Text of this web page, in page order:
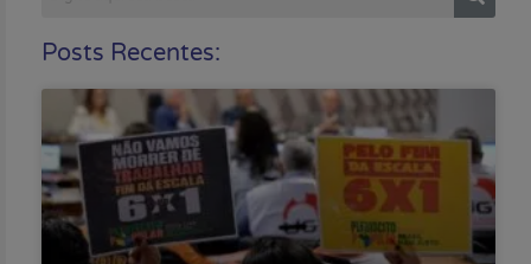
Posts Recentes: